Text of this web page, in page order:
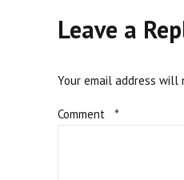
Leave a
Your email address will
Comment *